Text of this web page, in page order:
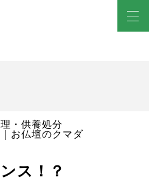
・供養処分
お仏壇のクマダ
ス！？